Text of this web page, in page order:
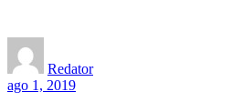
Redator
ago 1, 2019